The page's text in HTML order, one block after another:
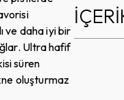
ve daha iyi bir
Ultra hafif
süren
oluşturmaz